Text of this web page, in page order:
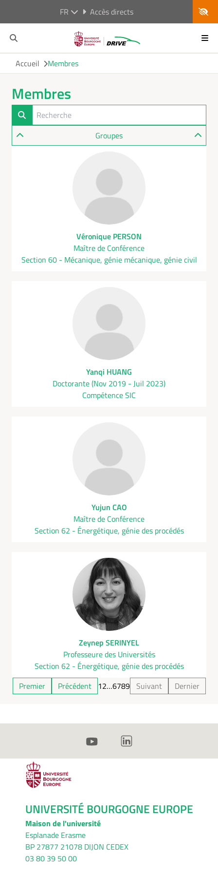
FR Accès directs
Accueil Membres
Membres
Groupes
Véronique PERSON
Maître de Conférence
Section 60 - Mécanique, génie mécanique, génie civil
Yanqi HUANG
Doctorante (Nov 2019 - Juil 2023)
Compétence SIC
Yujun CAO
Maître de Conférence
Section 62 - Énergétique, génie des procédés
Zeynep SERINYEL
Professeure des Universités
Section 62 - Énergétique, génie des procédés
Premier
Précédent 12…6789 Suivant Dernier
UNIVERSITÉ BOURGOGNE EUROPE
Maison de l'université
Esplanade Erasme
BP 27877 21078 DIJON CEDEX
03 80 39 50 00